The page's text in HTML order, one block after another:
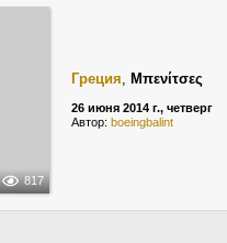
817
Греция, Μπενίτσες
26 июня 2014 г., четверг
Автор: boeingbalint